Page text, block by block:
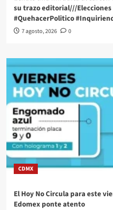
su trazo editorial///Elecciones
#QuehacerPolitico
7 agosto, 2026 0
CDMX
El Hoy No Circula para este
Edomex ponte atento